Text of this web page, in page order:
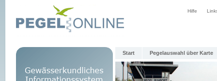
Hilfe
Start Pegelauswahl über Karte